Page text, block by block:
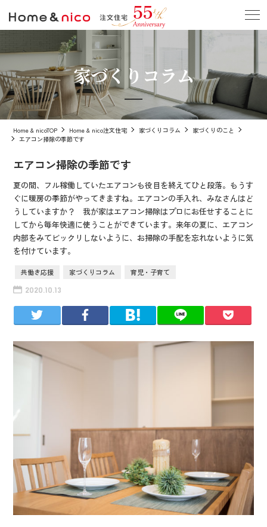
家づくりコラム
Home & nicoTOP Home & nico注文住宅 家づくりコラム
家づくりのこと
エアコン掃除の季節です
エアコン掃除の季節です
夏の間、フル稼働していたエアコンも役目を終えてひと段落。もうす
ぐに暖房の季節がやってきますね。エアコンの手入れ、みなさんはど
うしていますか？ 我が家はエアコン掃除はプロにお任せすることに
してから毎年快適に使うことができています。来年の夏に、エアコン
内部をみてビックリしないように、お掃除の手配を忘れないように気
を付けています。
共働き応援 家づくりコラム
育児・子育て
2020.10.13